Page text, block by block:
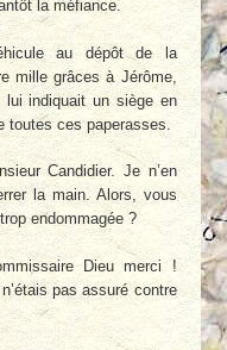
la méfiance.
au dépôt de la
mille grâces à Jérôme,
lui indiquait un siège en
toutes ces paperasses.
Candidier. Je n’en
la main. Alors, vous
endommagée ?
Dieu merci !
pas assuré contre